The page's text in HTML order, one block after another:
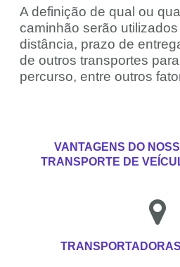
A definição de qual ou
caminhão serão
distância, prazo de
de outros transportes
percurso, entre outros
VANTAGENS DO
TRANSPORTE DE